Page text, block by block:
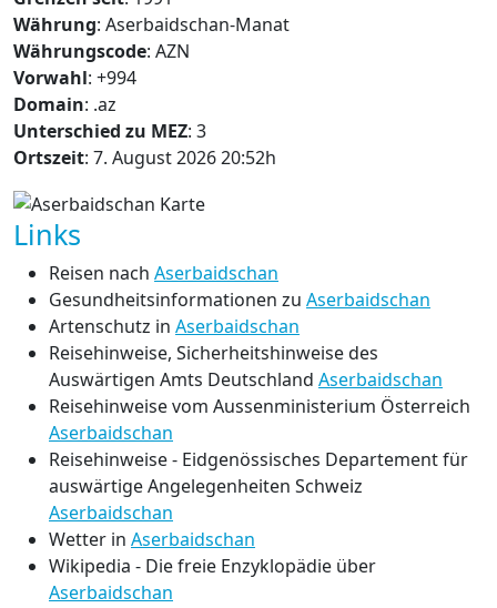
Währung: Aserbaidschan-Manat
Währungscode: AZN
Vorwahl: +994
Domain: .az
Unterschied zu MEZ: 3
Ortszeit: 7. August 2026 20:52h
Links
Reisen nach Aserbaidschan
Gesundheitsinformationen zu Aserbaidschan
Artenschutz in Aserbaidschan
Reisehinweise, Sicherheitshinweise des
Auswärtigen Amts Deutschland Aserbaidschan
Reisehinweise vom Aussenministerium Österreich
Aserbaidschan
Reisehinweise - Eidgenössisches Departement für
auswärtige Angelegenheiten Schweiz
Aserbaidschan
Wetter in Aserbaidschan
Wikipedia - Die freie Enzyklopädie über
Aserbaidschan